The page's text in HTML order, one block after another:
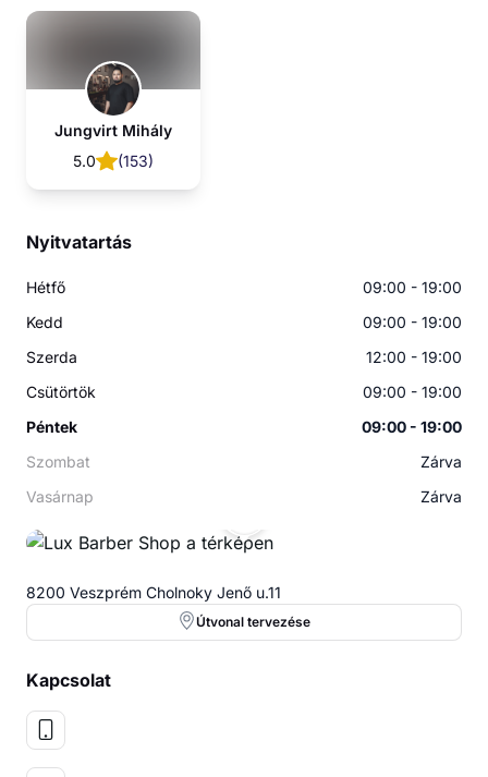
Jungvirt Mihály
5.0
(153)
Nyitvatartás
Hétfő
09:00 - 19:00
Kedd
09:00 - 19:00
Szerda
12:00 - 19:00
Csütörtök
09:00 - 19:00
Péntek
09:00 - 19:00
Szombat
Zárva
Vasárnap
Zárva
8200 Veszprém Cholnoky Jenő u.11
Útvonal tervezése
Kapcsolat